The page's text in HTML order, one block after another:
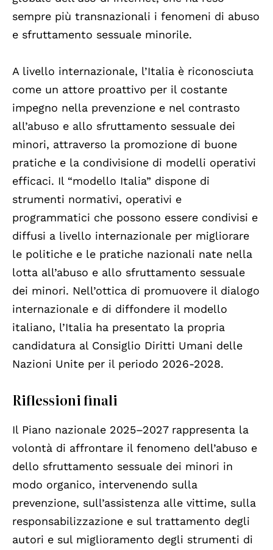
sempre più transnazionali i fenomeni di abuso
e sfruttamento sessuale minorile.
A livello internazionale, l’Italia è riconosciuta
come un attore proattivo per il costante
impegno nella prevenzione e nel contrasto
all’abuso e allo sfruttamento sessuale dei
minori, attraverso la promozione di buone
pratiche e la condivisione di modelli operativi
efficaci. Il “modello Italia” dispone di
strumenti normativi, operativi e
programmatici che possono essere condivisi e
diffusi a livello internazionale per migliorare
le politiche e le pratiche nazionali nate nella
lotta all’abuso e allo sfruttamento sessuale
dei minori. Nell’ottica di promuovere il dialogo
internazionale e di diffondere il modello
italiano, l’Italia ha presentato la propria
candidatura al Consiglio Diritti Umani delle
Nazioni Unite per il periodo 2026-2028.
Riflessioni finali
Il Piano nazionale 2025–2027 rappresenta la
volontà di affrontare il fenomeno dell’abuso e
dello sfruttamento sessuale dei minori in
modo organico, intervenendo sulla
prevenzione, sull’assistenza alle vittime, sulla
responsabilizzazione e sul trattamento degli
autori e sul miglioramento degli strumenti di